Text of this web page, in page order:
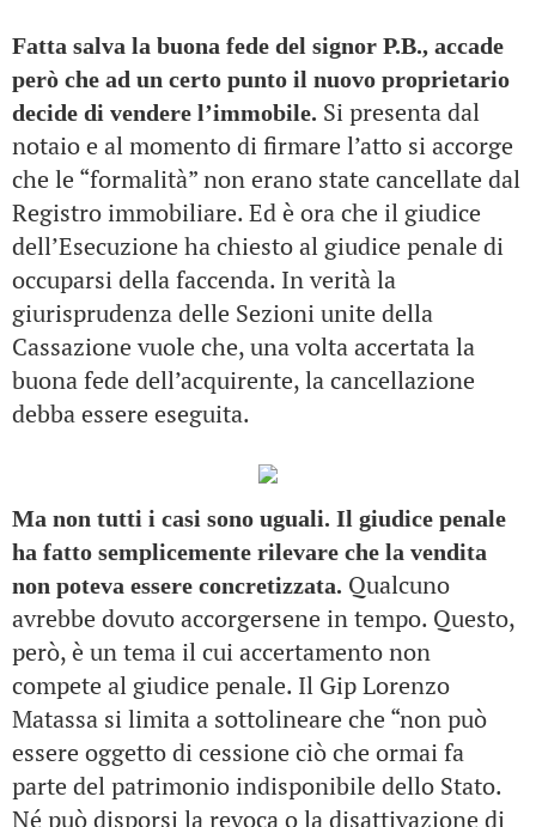
Fatta salva la buona fede del signor P.B., accade
però che ad un certo punto il nuovo proprietario
decide di vendere l’immobile. Si presenta dal
notaio e al momento di firmare l’atto si accorge
che le “formalità” non erano state cancellate dal
Registro immobiliare. Ed è ora che il giudice
dell’Esecuzione ha chiesto al giudice penale di
occuparsi della faccenda. In verità la
giurisprudenza delle Sezioni unite della
Cassazione vuole che, una volta accertata la
buona fede dell’acquirente, la cancellazione
debba essere eseguita.
Ma non tutti i casi sono uguali. Il giudice penale
ha fatto semplicemente rilevare che la vendita
non poteva essere concretizzata. Qualcuno
avrebbe dovuto accorgersene in tempo. Questo,
però, è un tema il cui accertamento non
compete al giudice penale. Il Gip Lorenzo
Matassa si limita a sottolineare che “non può
essere oggetto di cessione ciò che ormai fa
parte del patrimonio indisponibile dello Stato.
Né può disporsi la revoca o la disattivazione di